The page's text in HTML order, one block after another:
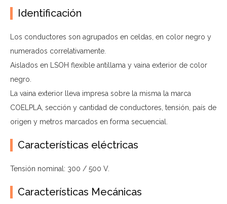
Identificación
Los conductores son agrupados en celdas, en color negro y
numerados correlativamente.
Aislados en LSOH flexible antillama y vaina exterior de color
negro.
La vaina exterior lleva impresa sobre la misma la marca
COELPLA, sección y cantidad de conductores, tensión, país de
origen y metros marcados en forma secuencial.
Características eléctricas
Tensión nominal: 300 / 500 V.
Características Mecánicas